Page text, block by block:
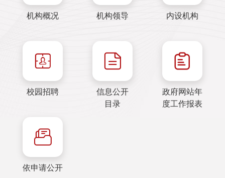
机构概况 机构领导 内设机构

校园招聘

信息公开
目录

政府网站年
度工作报表

依申请公开